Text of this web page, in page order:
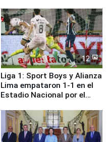
12
Liga 1: Sport Boys y Alianza
Lima empataron 1-1 en el
Estadio Nacional por el